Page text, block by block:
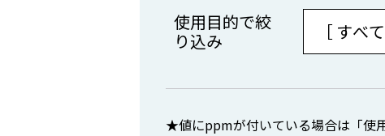
使用目的で絞
り込み
★値にppmが付いている場合は「使